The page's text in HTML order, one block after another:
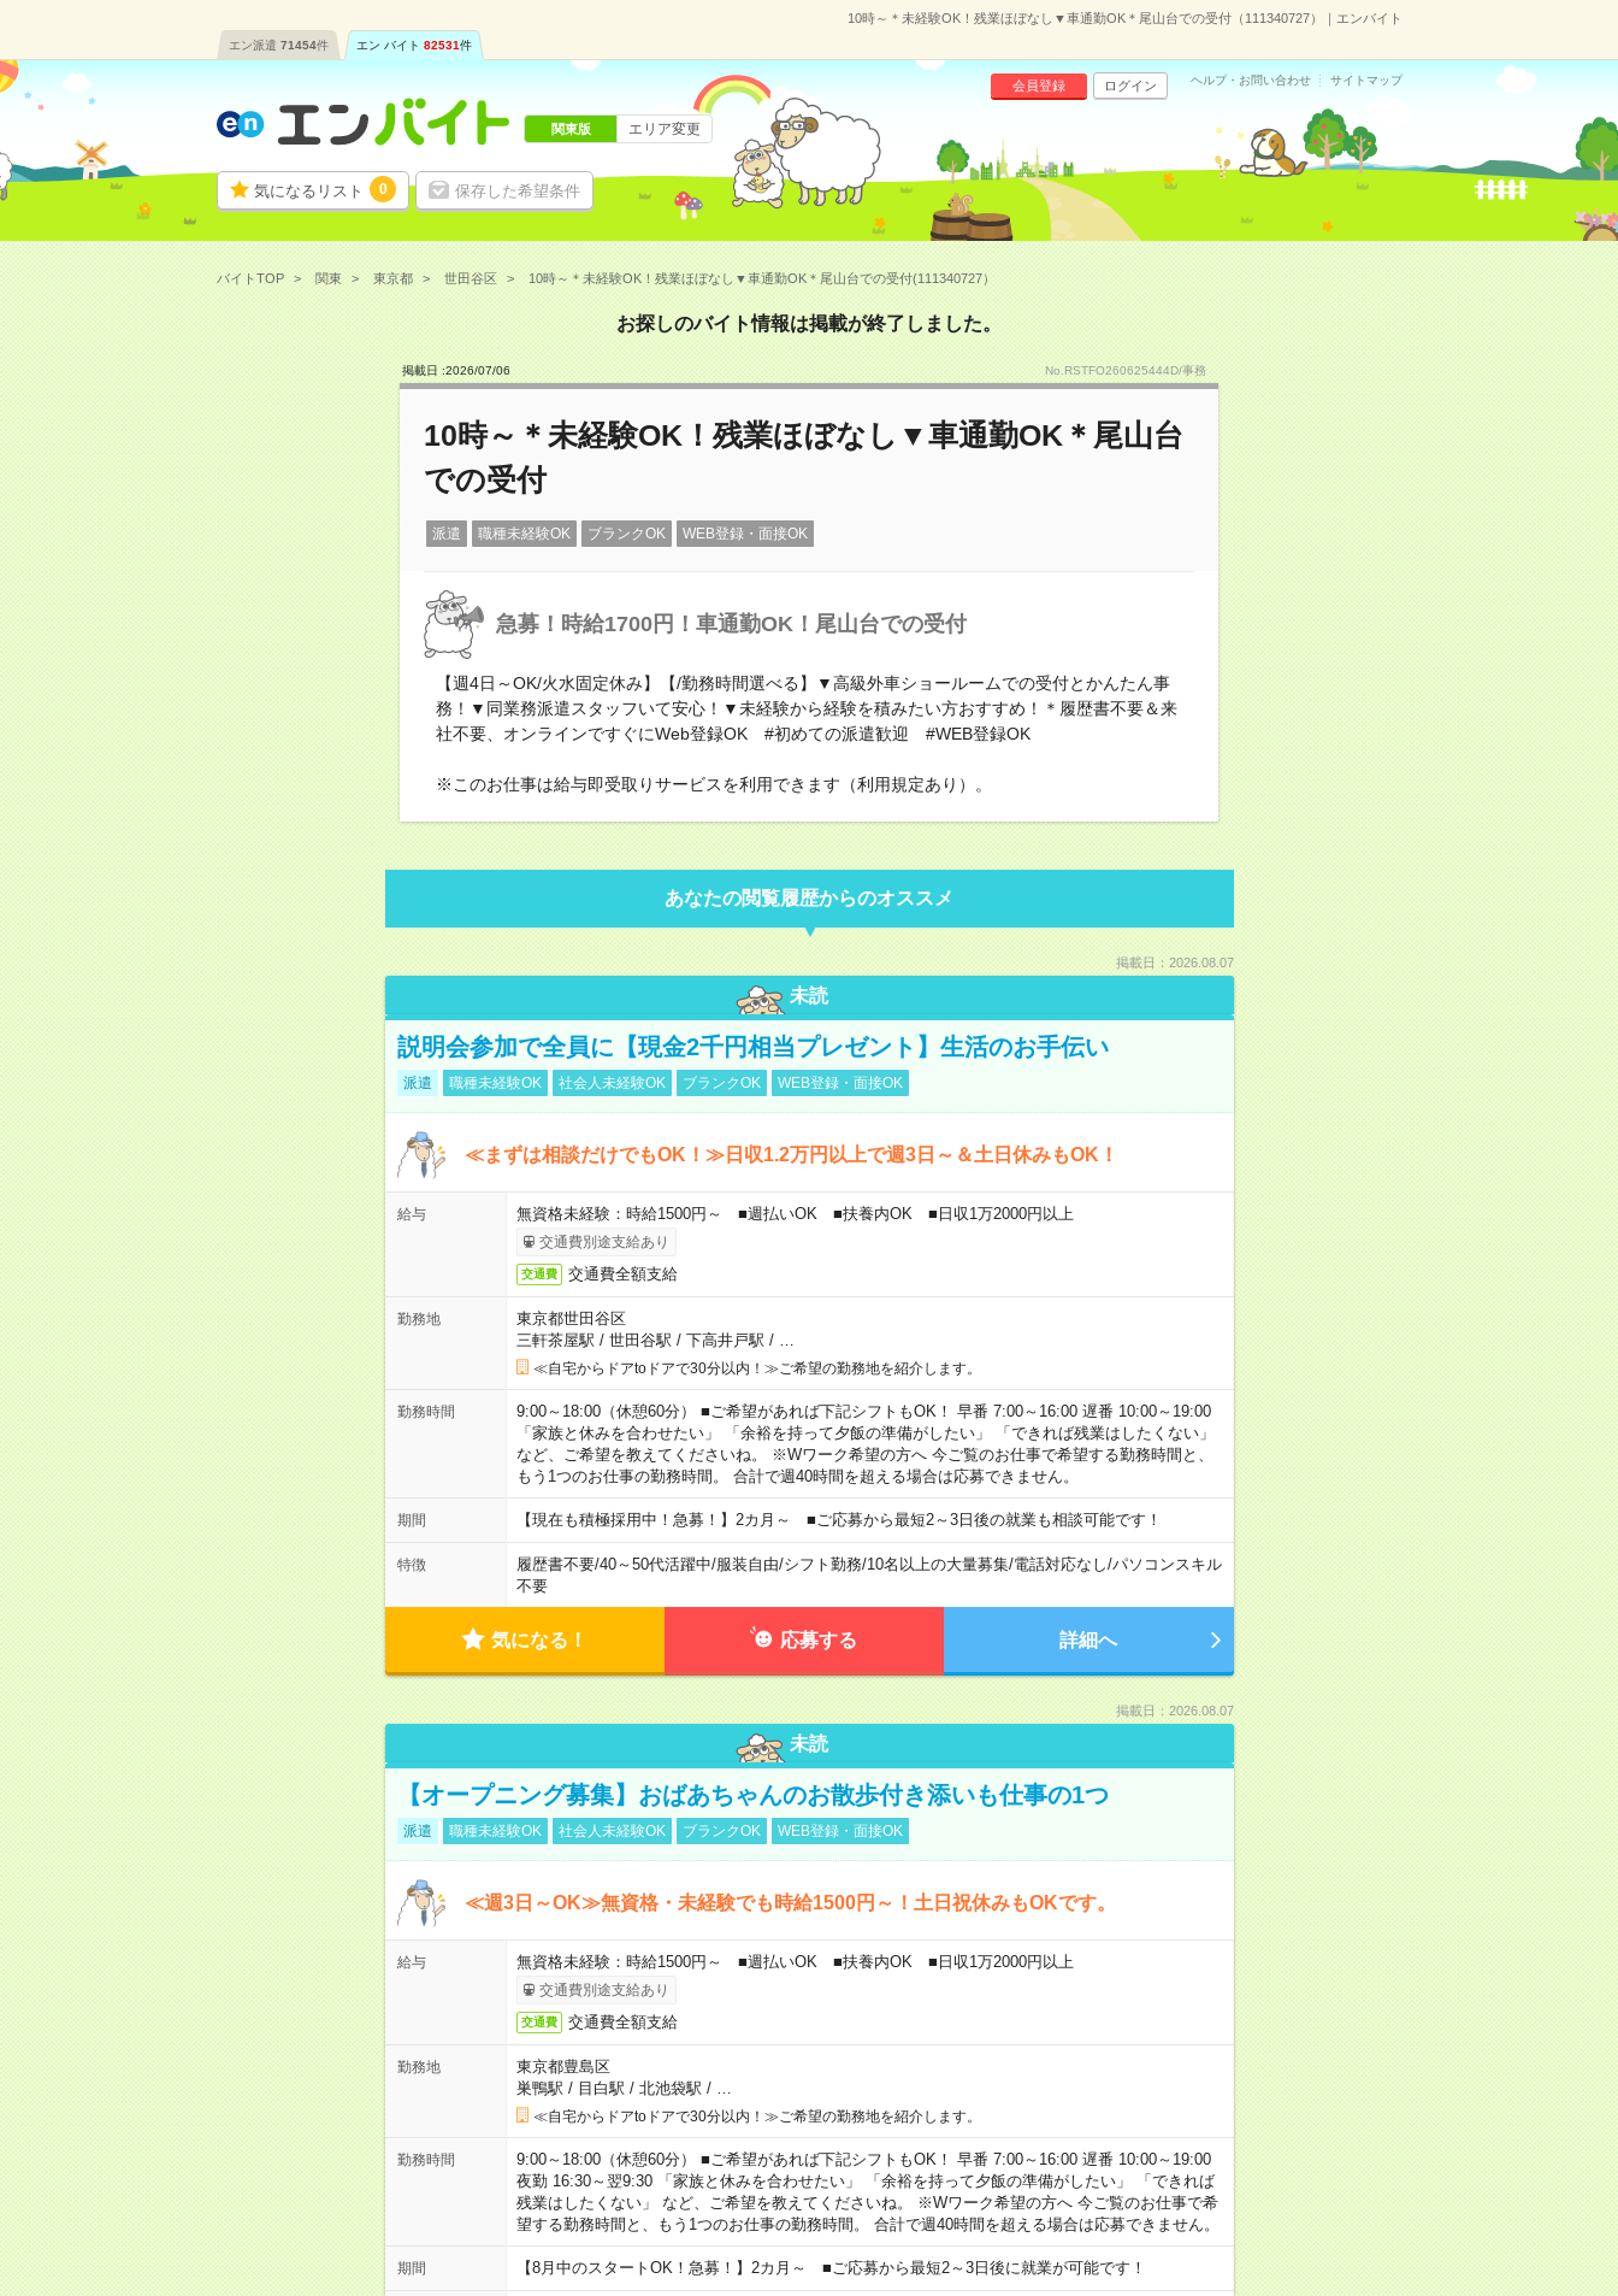
10時～＊未経験OK！残業ほぼなし▼車通勤OK＊尾山台での受付（111340727）｜エンバイト
エン派遣 71454件 エン バイト 82531件
気になるリスト 0 保存した希望条件
会員登録 ログイン ヘルプ・お問い合わせ サイトマップ
関東版 エリア変更
バイトTOP 関東 東京都 世田谷区 10時～＊未経験OK！残業ほぼなし▼車通勤OK＊尾山台での受付(111340727）
お探しのバイト情報は掲載が終了しました。
掲載日 :2026/07/06 No.RSTFO260625444D/事務
10時～＊未経験OK！残業ほぼなし▼車通勤OK＊尾山台
での受付
派遣 職種未経験OK ブランクOK WEB登録・面接OK
急募！時給1700円！車通勤OK！尾山台での受付
【週4日～OK/火水固定休み】【/勤務時間選べる】▼高級外車ショールームでの受付とかんたん事
務！▼同業務派遣スタッフいて安心！▼未経験から経験を積みたい方おすすめ！＊履歴書不要＆来
社不要、オンラインですぐにWeb登録OK #初めての派遣歓迎 #WEB登録OK
※このお仕事は給与即受取りサービスを利用できます（利用規定あり）。
あなたの閲覧履歴からのオススメ
掲載日：2026.08.07
未読
説明会参加で全員に【現金2千円相当プレゼント】生活のお手伝い
派遣 職種未経験OK 社会人未経験OK ブランクOK WEB登録・面接OK
≪まずは相談だけでもOK！≫日収1.2万円以上で週3日～＆土日休みもOK！
給与 無資格未経験：時給1500円～ ■週払いOK ■扶養内OK ■日収1万2000円以上
交通費別途支給あり
交通費 交通費全額支給
勤務地
東京都世田谷区
三軒茶屋駅 / 世田谷駅 / 下高井戸駅 /
≪自宅からドアtoドアで30分以内！≫ご希望の勤務地を紹介します。
勤務時間
9:00～18:00（休憩60分） ■ご希望があれば下記シフトもOK！ 早番 7:00～16:00 遅番 10:00～19:00
「家族と休みを合わせたい」 「余裕を持って夕飯の準備がしたい」 「できれば残業はしたくない」
など、ご希望を教えてくださいね。 ※Wワーク希望の方へ 今ご覧のお仕事で希望する勤務時間と、
もう1つのお仕事の勤務時間。 合計で週40時間を超える場合は応募できません。
期間 【現在も積極採用中！急募！】2カ月～ ■ご応募から最短2～3日後の就業も相談可能です！
特徴 履歴書不要/40～50代活躍中/服装自由/シフト勤務/10名以上の大量募集/電話対応なし/パソコンスキル
不要
気になる！ 応募する 詳細へ
掲載日：2026.08.07
未読
【オープニング募集】おばあちゃんのお散歩付き添いも仕事の1つ
派遣 職種未経験OK 社会人未経験OK ブランクOK WEB登録・面接OK
≪週3日～OK≫無資格・未経験でも時給1500円～！土日祝休みもOKです。
給与 無資格未経験：時給1500円～ ■週払いOK ■扶養内OK ■日収1万2000円以上
交通費別途支給あり
交通費 交通費全額支給
勤務地
東京都豊島区
巣鴨駅 / 目白駅 / 北池袋駅 /
≪自宅からドアtoドアで30分以内！≫ご希望の勤務地を紹介します。
勤務時間
9:00～18:00（休憩60分） ■ご希望があれば下記シフトもOK！ 早番 7:00～16:00 遅番 10:00～19:00
夜勤 16:30～翌9:30 「家族と休みを合わせたい」 「余裕を持って夕飯の準備がしたい」 「できれば
残業はしたくない」 など、ご希望を教えてくださいね。 ※Wワーク希望の方へ 今ご覧のお仕事で希
望する勤務時間と、もう1つのお仕事の勤務時間。 合計で週40時間を超える場合は応募できません。
期間 【8月中のスタートOK！急募！】2カ月～ ■ご応募から最短2～3日後に就業が可能です！